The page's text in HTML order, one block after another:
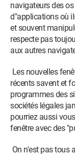
navigateurs des
d"applications où
et souvent
respecte pas
aux autres
Les nouvelles
récents savent et
programmes des
sociétés légales
pourriez aussi
fenêtre avec des
On n'est pas tous